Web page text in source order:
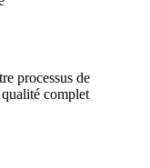
processus de
complet